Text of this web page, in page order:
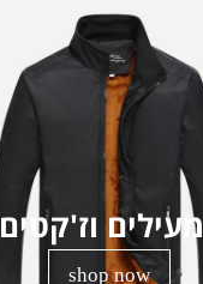
מעילים וז'קטים
shop now